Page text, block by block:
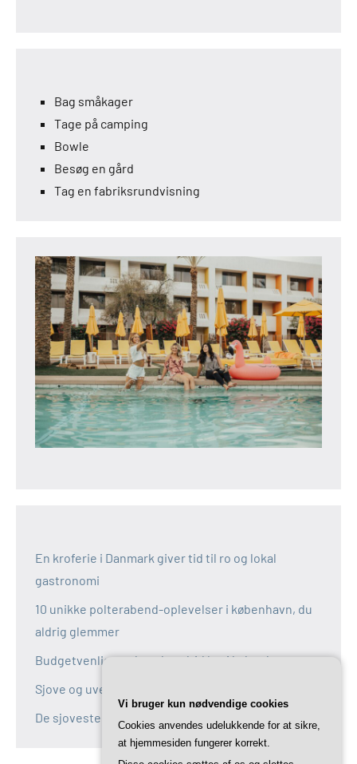
Bag småkager
Tage på camping
Bowle
Besøg en gård
Tag en fabriksrundvisning
En kroferie i Danmark giver tid til ro og lokal
gastronomi
10 unikke polterabend-oplevelser i københavn, du
aldrig glemmer
Budgetvenlige polterabend-idéer i københavn
Sjove og uventede polterabend-idéer i københavn
De sjoveste aktiviteter til polterabend i københavn
Vi bruger kun nødvendige cookies
Cookies anvendes udelukkende for at sikre,
at hjemmesiden fungerer korrekt.